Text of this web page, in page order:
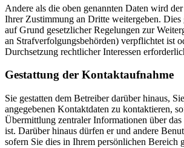
Andere als die oben genannten Daten wird
Ihrer Zustimmung an Dritte weitergeben.
auf Grund gesetzlicher Regelungen zur
an Strafverfolgungsbehörden) verpflichtet ist
Durchsetzung rechtlicher Interessen
Gestattung der Kontaktaufnahme
Sie gestatten dem Betreiber darüber hinaus,
angegebenen Kontaktdaten zu kontaktieren,
Übermittlung zentraler Informationen über
ist. Darüber hinaus dürfen er und andere
sofern Sie dies in Ihrem persönlichen Bereich